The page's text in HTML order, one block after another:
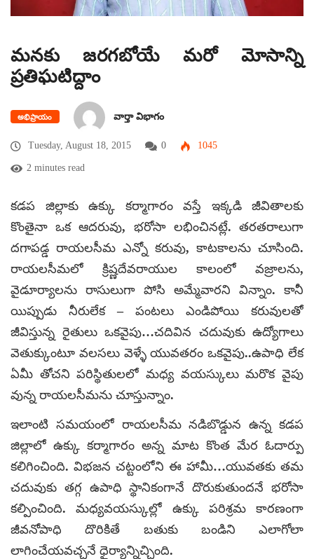
మనకు జరగబోయే మరో మోసాన్ని
ప్రతిఘటిద్దాం
అభిప్రాయం వార్తా విభాగం
Tuesday, August 18, 2015 0 1045
2 minutes read
కడప జిల్లాకు ఉక్కు కర్మాగారం వస్తే ఇక్కడి జీవితాలకు
కొంతైనా ఒక ఆదరువు, భరోసా లభించినట్లే. తరతరాలుగా
దగాపడ్డ రాయలసీమ ఎన్నో కరువు, కాటకాలను చూసింది.
రాయలసీమలో క్రిష్ణదేవరాయుల కాలంలో వజ్రాలను,
వైడూర్యాలను రాసులుగా పోసి అమ్మేవారని విన్నాం. కానీ
యిప్పుడు నీరులేక – పంటలు ఎండిపోయి కరువులతో
జీవిస్తున్న రైతులు ఒకవైపు…చదివిన చదువుకు ఉద్యోగాలు
వెతుక్కుంటూ వలసలు వెళ్ళే యువతరం ఒకవైపు..ఉపాధి లేక
ఏమీ తోచని పరిస్థితులలో మధ్య వయస్కులు మరొక వైపు
వున్న రాయలసీమను చూస్తున్నాం.
ఇలాంటి సమయంలో రాయలసీమ నడిబొడ్డున ఉన్న కడప
జిల్లాలో ఉక్కు కర్మాగారం అన్న మాట కొంత మేర ఓదార్పు
కలిగించింది. విభజన చట్టంలోని ఈ హామీ…యువతకు తమ
చదువుకు తగ్గ ఉపాధి స్థానికంగానే దొరుకుతుందనే భరోసా
కల్పించింది. మధ్యవయస్కుల్లో ఉక్కు పరిశ్రమ కారణంగా
జీవనోపాధి దొరికితే బతుకు బండిని ఎలాగోలా
లాగించేయవచ్చనే ధైర్యాన్నిచ్చింది.